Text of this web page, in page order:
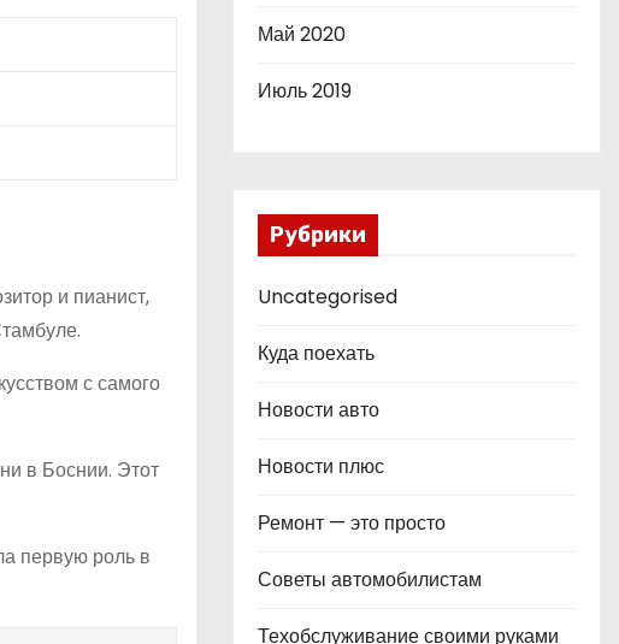
и пианист,
с самого
в Боснии. Этот
первую роль в
Май 2020
Июль 2019
Рубрики
Uncategorised
Куда поехать
Новости авто
Новости плюс
Ремонт — это просто
Советы автомобилистам
Техобслуживание своими руками